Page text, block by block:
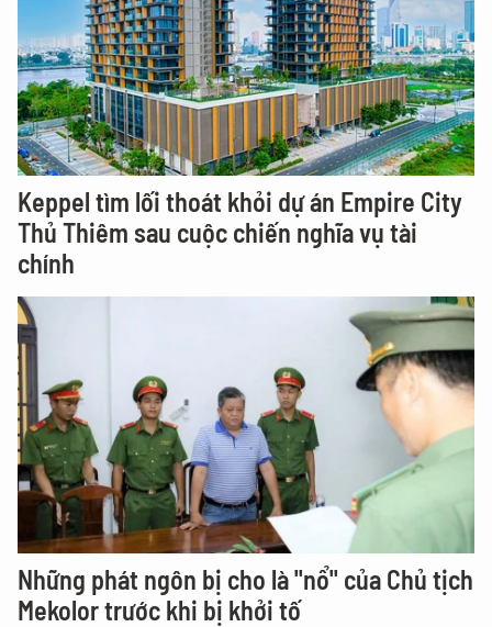
Keppel tìm lối thoát khỏi dự án Empire City
Thủ Thiêm sau cuộc chiến nghĩa vụ tài
chính
Những phát ngôn bị cho là "nổ" của Chủ tịch
Mekolor trước khi bị khởi tố